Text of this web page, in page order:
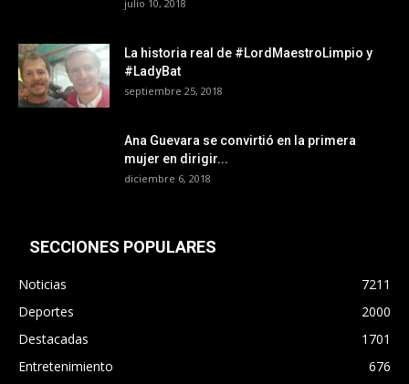
julio 10, 2018
La historia real de #LordMaestroLimpio y
#LadyBat
septiembre 25, 2018
Ana Guevara se convirtió en la primera
mujer en dirigir...
diciembre 6, 2018
SECCIONES POPULARES
Noticias
7211
Deportes
2000
Destacadas
1701
Entretenimiento
676